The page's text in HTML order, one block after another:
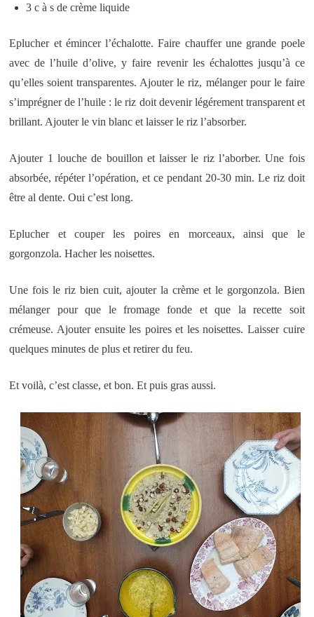
3 c à s de crème liquide
Eplucher et émincer l’échalotte. Faire chauffer une grande poele
avec de l’huile d’olive, y faire revenir les échalottes jusqu’à ce
qu’elles soient transparentes. Ajouter le riz, mélanger pour le faire
s’imprégner de l’huile : le riz doit devenir légérement transparent et
brillant. Ajouter le vin blanc et laisser le riz l’absorber.
Ajouter 1 louche de bouillon et laisser le riz l’aborber. Une fois
absorbée, répéter l’opération, et ce pendant 20-30 min. Le riz doit
être al dente. Oui c’est long.
Eplucher et couper les poires en morceaux, ainsi que le
gorgonzola. Hacher les noisettes.
Une fois le riz bien cuit, ajouter la crème et le gorgonzola. Bien
mélanger pour que le fromage fonde et que la recette soit
crémeuse. Ajouter ensuite les poires et les noisettes. Laisser cuire
quelques minutes de plus et retirer du feu.
Et voilà, c’est classe, et bon. Et puis gras aussi.